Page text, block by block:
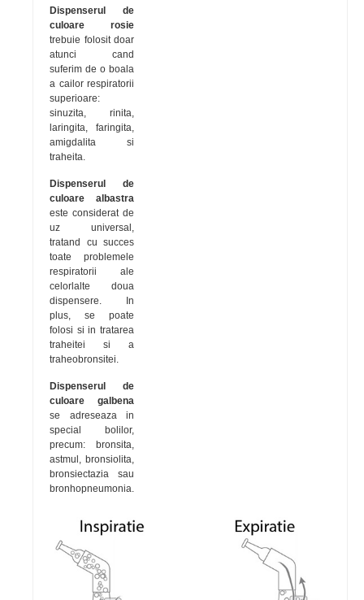
Dispenserul de
culoare rosie
trebuie folosit doar
atunci cand
suferim de o boala
a cailor respiratorii
superioare:
sinuzita, rinita,
laringita, faringita,
amigdalita si
traheita.
Dispenserul de
culoare albastra
este considerat de
uz universal,
tratand cu succes
toate problemele
respiratorii ale
celorlalte doua
dispensere. In
plus, se poate
folosi si in tratarea
traheitei si a
traheobronsitei.
Dispenserul de
culoare galbena
se adreseaza in
special bolilor,
precum: bronsita,
astmul, bronsiolita,
bronsiectazia sau
bronhopneumonia.